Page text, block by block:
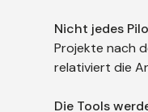
Nicht jedes
Projekte nach
relativiert die
Die Tools